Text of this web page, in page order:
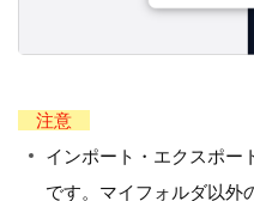
注意
インポート・エクスポー
です。マイフォルダ以外